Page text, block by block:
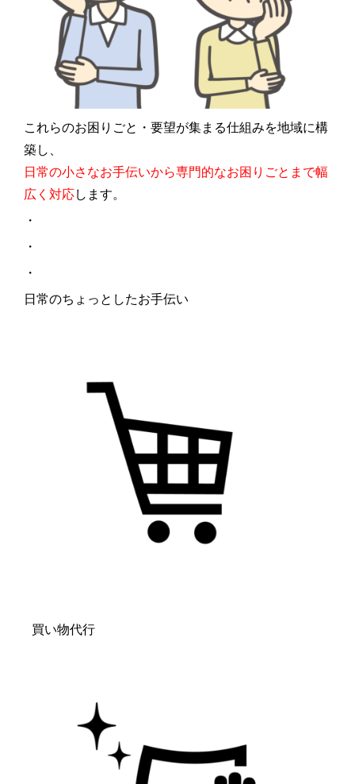
これらのお困りごと・要望が集まる仕組みを地域に構
築し、
日常の小さなお手伝いから専門的なお困りごとまで幅
広く対応します。
・
・
・
日常のちょっとしたお手伝い
買い物代行